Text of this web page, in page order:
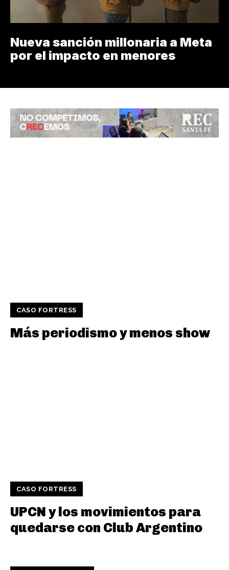
Nueva sanción millonaria a Meta
por el impacto en menores
CASO FORTRESS
Más periodismo y menos show
CASO FORTRESS
UPCN y los movimientos para
quedarse con Club Argentino